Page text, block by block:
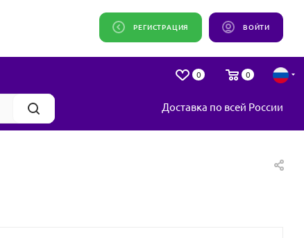
ВОЙТИ
РЕГИСТРАЦИЯ
0 0
Доставка по всей России